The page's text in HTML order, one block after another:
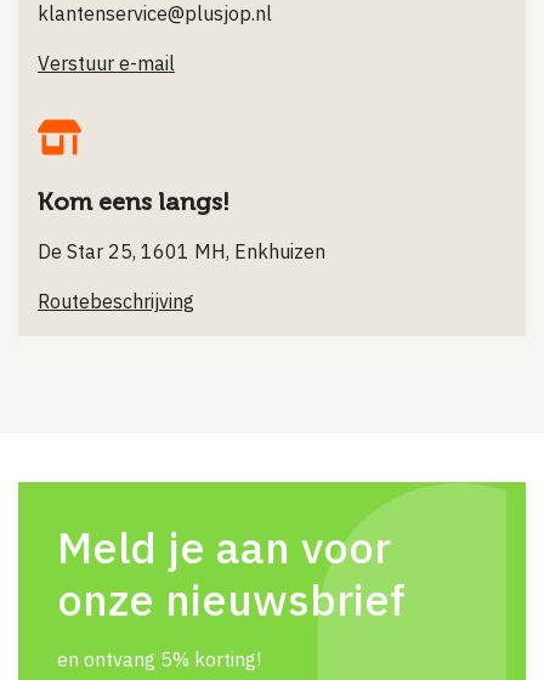
klantenservice@plusjop.nl
Verstuur e-mail
Kom eens langs!
De Star 25, 1601 MH, Enkhuizen
Routebeschrijving
Meld je aan voor
onze nieuwsbrief
en ontvang 5% korting!